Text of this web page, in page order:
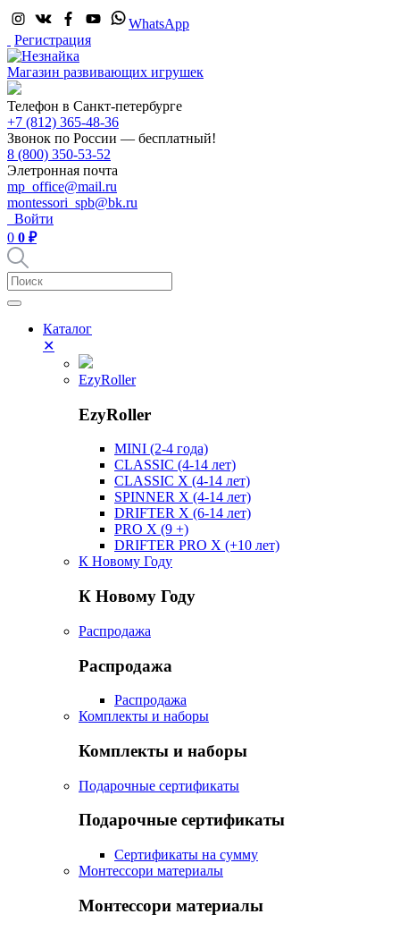
WhatsApp
Регистрация
Магазин развивающих игрушек
Телефон в Санкт-петербурге
+7 (812) 365-48-36
Звонок по России — бесплатный!
8 (800) 350-53-52
Элетронная почта
mp_office@mail.ru
montessori_spb@bk.ru
Войти
0 0 ₽
Каталог
✕
EzyRoller
EzyRoller
MINI (2-4 года)
CLASSIC (4-14 лет)
CLASSIC X (4-14 лет)
SPINNER X (4-14 лет)
DRIFTER X (6-14 лет)
PRO X (9 +)
DRIFTER PRO X (+10 лет)
К Новому Году
К Новому Году
Распродажа
Распродажа
Распродажа
Комплекты и наборы
Комплекты и наборы
Подарочные сертификаты
Подарочные сертификаты
Сертификаты на сумму
Монтессори материалы
Монтессори материалы